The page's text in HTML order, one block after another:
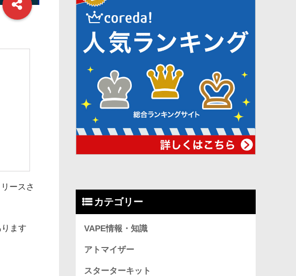
ースさ
ます
カテゴリー
VAPE情報・知識
アトマイザー
スターターキット